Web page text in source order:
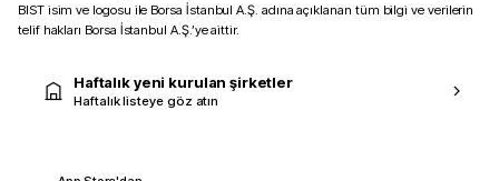
BIST isim ve logosu ile Borsa İstanbul A.Ş. adına açıklanan tüm bilgi ve verilerin
telif hakları Borsa İstanbul A.Ş.’ye aittir.
Haftalık yeni kurulan şirketler
Haftalık listeye göz atın